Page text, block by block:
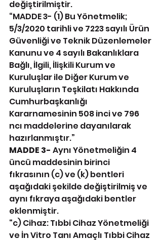
değiştirilmiştir.
“MADDE 3- (1) Bu Yönetmelik;
5/3/2020 tarihli ve 7223 sayılı Ürün
Güvenliği ve Teknik Düzenlemeler
Kanunu ve 4 sayılı Bakanlıklara
Bağlı, İlgili, İlişkili Kurum ve
Kuruluşlar ile Diğer Kurum ve
Kuruluşların Teşkilatı Hakkında
Cumhurbaşkanlığı
Kararnamesinin 508 inci ve 796
ncı maddelerine dayanılarak
hazırlanmıştır.”
MADDE 3- Aynı Yönetmeliğin 4
üncü maddesinin birinci
fıkrasının (c) ve (k) bentleri
aşağıdaki şekilde değiştirilmiş ve
aynı fıkraya aşağıdaki bentler
eklenmiştir.
“c) Cihaz: Tıbbi Cihaz Yönetmeliği
ve İn Vitro Tanı Amaçlı Tıbbi Cihaz